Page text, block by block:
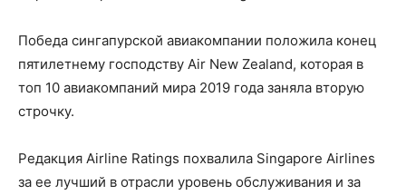
Победа сингапурской авиакомпании положила конец
пятилетнему господству Air New Zealand, которая в
топ 10 авиакомпаний мира 2019 года заняла вторую
строчку.
Редакция Airline Ratings похвалила Singapore Airlines
за ее лучший в отрасли уровень обслуживания и за